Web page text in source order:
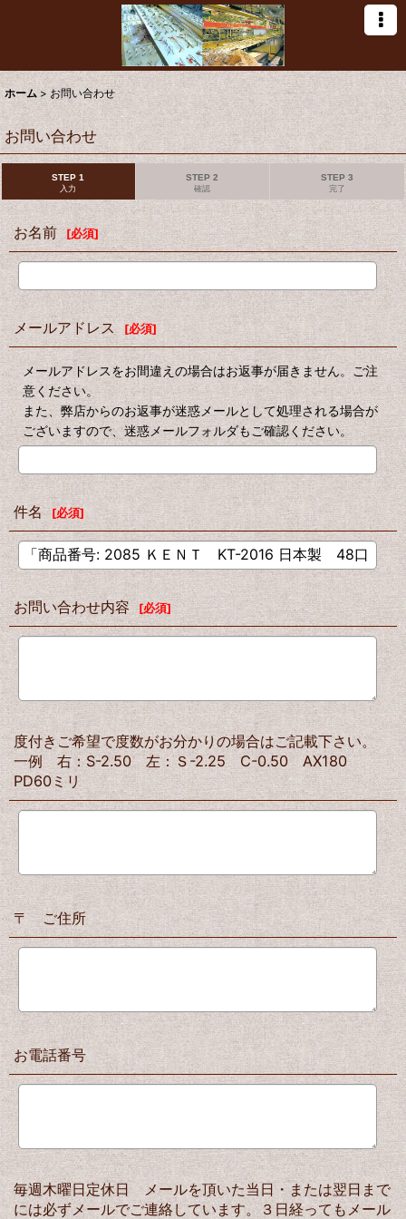
ホーム > お問い合わせ
お問い合わせ
STEP 1
入力
STEP 2
確認
STEP 3
完了
お名前 [必須]
メールアドレス [必須]
メールアドレスをお間違えの場合はお返事が届きません。ご注
意ください。
また、弊店からのお返事が迷惑メールとして処理される場合が
ございますので、迷惑メールフォルダもご確認ください。
件名 [必須]
お問い合わせ内容 [必須]
度付きご希望で度数がお分かりの場合はご記載下さい。
一例 右：S-2.50 左：Ｓ-2.25 C-0.50 AX180
PD60ミリ
〒 ご住所
お電話番号
毎週木曜日定休日 メールを頂いた当日・または翌日まで
には必ずメールでご連絡しています。３日経ってもメール